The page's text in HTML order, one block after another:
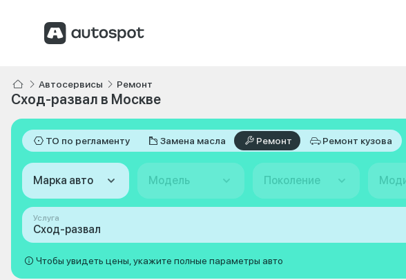
Автосервисы Ремонт
Сход-развал в Москве
ТО по регламенту Замена масла Ремонт Ремонт кузова
Марка авто Модель Поколение
Услуга
Сход-развал
Чтобы увидеть цены, укажите полные параметры авто